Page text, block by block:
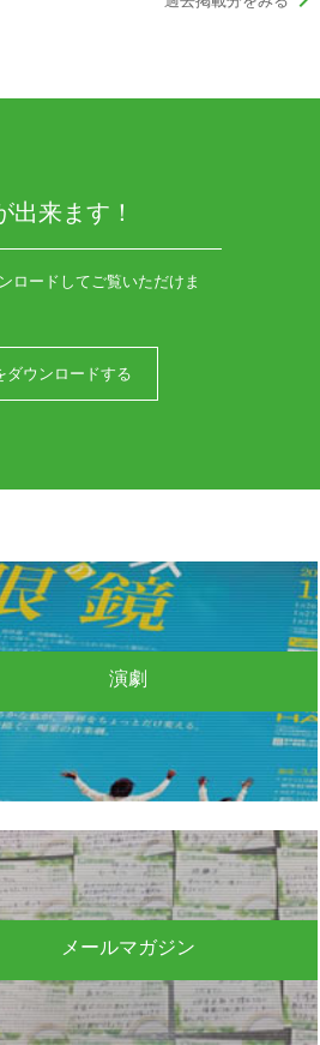
出来ます！
ロードしてご覧いただけま
ダウンロードする
演劇
メールマガジン